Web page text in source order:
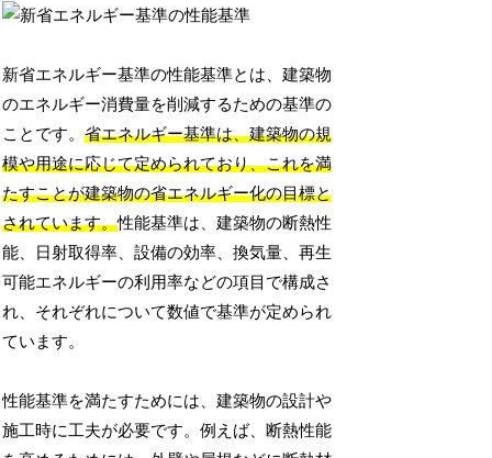
新省エネルギー基準の性能基準とは、建築物
のエネルギー消費量を削減するための基準の
ことです。省エネルギー基準は、建築物の規
模や用途に応じて定められており、これを満
たすことが建築物の省エネルギー化の目標と
されています。性能基準は、建築物の断熱性
能、日射取得率、設備の効率、換気量、再生
可能エネルギーの利用率などの項目で構成さ
れ、それぞれについて数値で基準が定められ
ています。
性能基準を満たすためには、建築物の設計や
施工時に工夫が必要です。例えば、断熱性能